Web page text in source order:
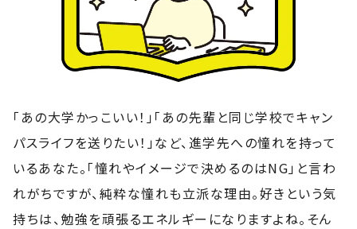
「あの大学かっこいい！」「あの先輩と同じ学校でキャン
パスライフを送りたい！」など、進学先への憧れを持って
いるあなた。「憧れやイメージで決めるのはNG」と言わ
れがちですが、純粋な憧れも立派な理由。好きという気
持ちは、勉強を頑張るエネルギーになりますよね。そん